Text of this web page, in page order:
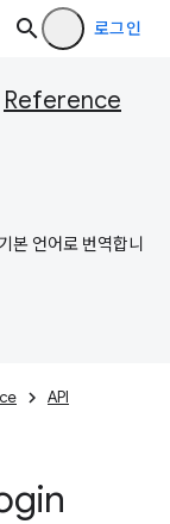
로그인
Reference
본 언어로 번역합니
API